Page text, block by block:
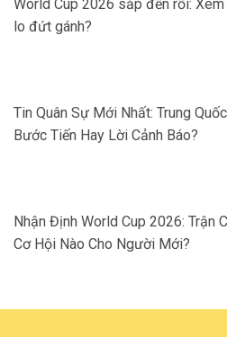
World Cup 2026 sắp đến rồi:
lo đứt gánh?
Tin Quân Sự Mới Nhất: Trung
Bước Tiến Hay Lời Cảnh Báo?
Nhận Định World Cup 2026: Trận
Cơ Hội Nào Cho Người Mới?